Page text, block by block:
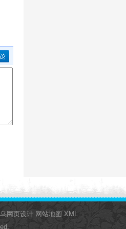
网页设计 网站地图 XML